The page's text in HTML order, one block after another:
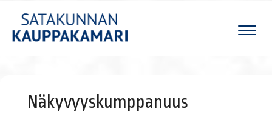
Näkyvyyskumppanuus